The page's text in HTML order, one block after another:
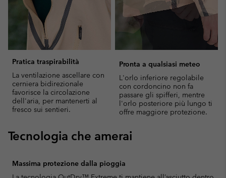
Pratica traspirabilità
La ventilazione ascellare con
cerniera bidirezionale
favorisce la circolazione
dell'aria, per mantenerti al
fresco sui sentieri.
Pronta a qualsiasi meteo
L'orlo inferiore regolabile
con cordoncino non fa
passare gli spifferi, mentre
l'orlo posteriore più lungo ti
offre maggiore protezione.
Tecnologia che amerai
Massima protezione dalla pioggia